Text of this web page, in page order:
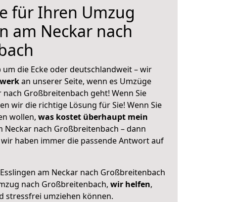
für Ihren Umzug
am Neckar nach
um die Ecke oder deutschlandweit – wir
an unserer Seite, wenn es Umzüge
nach Großbreitenbach geht! Wenn Sie
wir die richtige Lösung für Sie! Wenn Sie
wollen, was kostet überhaupt mein
Neckar nach Großbreitenbach – dann
haben immer die passende Antwort auf
am Neckar nach Großbreitenbach
nach Großbreitenbach, wir helfen,
stressfrei umziehen können.